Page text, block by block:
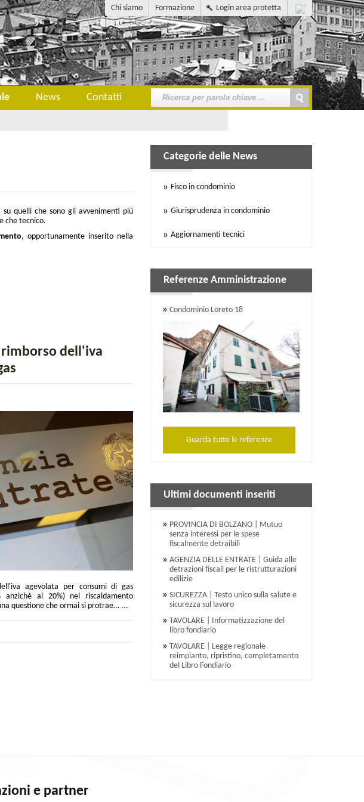
Chi siamo Formazione Login area protetta
News Contatti
quelli che sono gli avvenimenti più
che tecnico.
, opportunamente inserito nella
rimborso dell'iva
agevolata per consumi di gas
al 20%) nel riscaldamento
questione che ormai si protrae… ...
Categorie delle News
Fisco in condominio
Giurisprudenza in condominio
Aggiornamenti tecnici
Referenze Amministrazione
Condominio Loreto 18
Guarda tutte le referenze
Ultimi documenti inseriti
PROVINCIA DI BOLZANO | Mutuo
senza interessi per le spese
fiscalmente detraibili
AGENZIA DELLE ENTRATE | Guida alle
detrazioni fiscali per le ristrutturazioni
edilizie
SICUREZZA | Testo unico sulla salute e
sicurezza sul lavoro
TAVOLARE | Informatizzazione del
libro fondiario
TAVOLARE | Legge regionale
reimpianto, ripristino, completamento
del Libro Fondiario
e partner